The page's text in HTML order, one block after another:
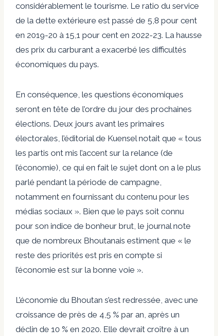
considérablement le tourisme. Le ratio du service
de la dette extérieure est passé de 5,8 pour cent
en 2019-20 à 15,1 pour cent en 2022-23. La hausse
des prix du carburant a exacerbé les difficultés
économiques du pays.
En conséquence, les questions économiques
seront en tête de l’ordre du jour des prochaines
élections. Deux jours avant les primaires
électorales, l’éditorial de Kuensel notait que « tous
les partis ont mis l’accent sur la relance (de
l’économie), ce qui en fait le sujet dont on a le plus
parlé pendant la période de campagne,
notamment en fournissant du contenu pour les
médias sociaux ». Bien que le pays soit connu
pour son indice de bonheur brut, le journal note
que de nombreux Bhoutanais estiment que « le
reste des priorités est pris en compte si
l’économie est sur la bonne voie ».
L’économie du Bhoutan s’est redressée, avec une
croissance de près de 4,5 % par an, après un
déclin de 10 % en 2020. Elle devrait croître à un